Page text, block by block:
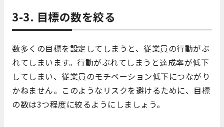
3-3. 目標の数を絞る
数多くの目標を設定してしまうと、従業員の行動がぶ
れてしまいます。行動がぶれてしまうと達成率が低下
してしまい、従業員のモチベーション低下につながり
かねません。このようなリスクを避けるために、目標
の数は3つ程度に絞るようにしましょう。